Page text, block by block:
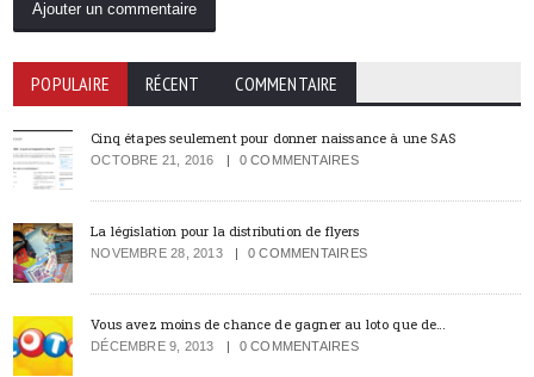
POPULAIRE RÉCENT COMMENTAIRE
Cinq étapes seulement pour donner naissance à une SAS
OCTOBRE 21, 2016 0 COMMENTAIRES
La législation pour la distribution de flyers
NOVEMBRE 28, 2013 0 COMMENTAIRES
Vous avez moins de chance de gagner au loto que de…
DÉCEMBRE 9, 2013 0 COMMENTAIRES